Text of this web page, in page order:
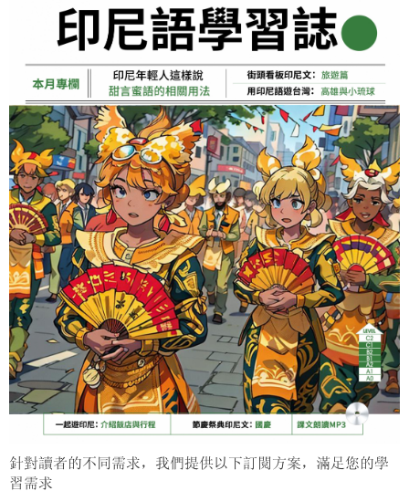
針對讀者的不同需求，我們提供以下訂閱方案，滿足您的學
習需求